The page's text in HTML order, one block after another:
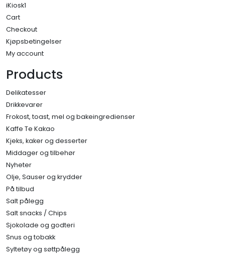
iKiosk1
Cart
Checkout
Kjøpsbetingelser
My account
Products
Delikatesser
Drikkevarer
Frokost, toast, mel og bakeingredienser
Kaffe Te Kakao
Kjeks, kaker og desserter
Middager og tilbehør
Nyheter
Olje, Sauser og krydder
På tilbud
Salt pålegg
Salt snacks / Chips
Sjokolade og godteri
Snus og tobakk
Syltetøy og søttpålegg